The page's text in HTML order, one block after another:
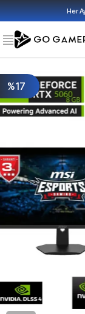
Her
%17